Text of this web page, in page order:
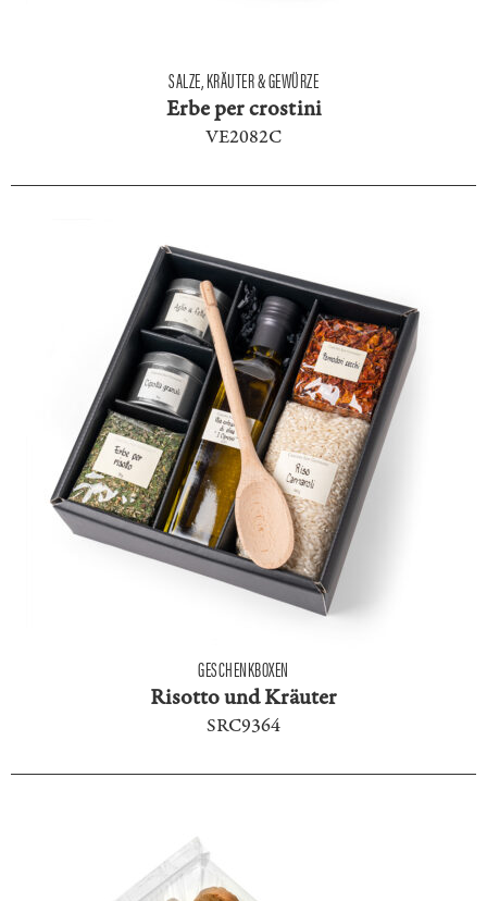
SALZE, KRÄUTER & GEWÜRZE
Erbe per crostini
VE2082C
GESCHENKBOXEN
Risotto und Kräuter
SRC9364